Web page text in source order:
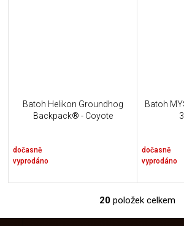
Batoh Helikon Groundhog
Backpack® - Coyote
dočasně
vyprodáno
Batoh
dočasně
vyprodáno
O
v
20 položek celkem